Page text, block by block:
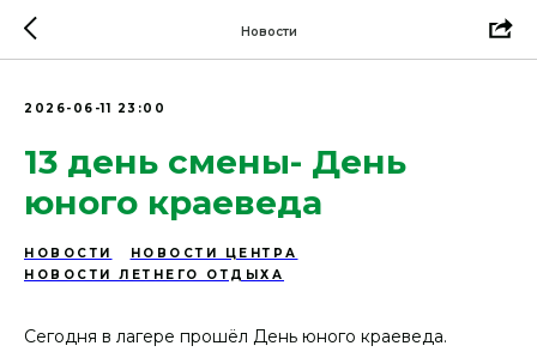
Новости
2026-06-11 23:00
13 день смены- День
юного краеведа
НОВОСТИ
НОВОСТИ ЦЕНТРА
НОВОСТИ ЛЕТНЕГО ОТДЫХА
Сегодня в лагере прошёл День юного краеведа.